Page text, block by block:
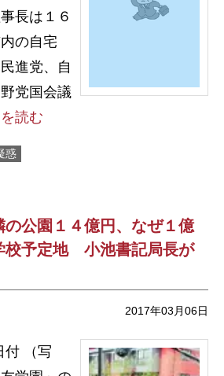
長は１６
の自宅
進党、自
党国会議
読む
惑
公園１４億円、なぜ１億
校予定地 小池書記局長が
2017年03月06日
付 （写